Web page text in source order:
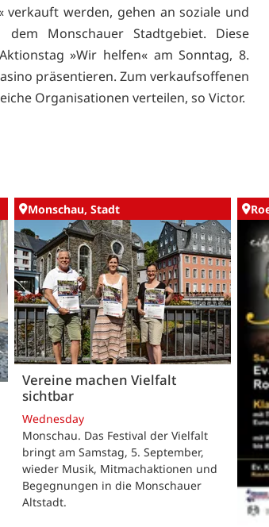
werden, gehen an soziale und
Monschauer Stadtgebiet. Diese
»Wir helfen« am Sonntag, 8.
präsentieren. Zum verkaufsoffenen
Organisationen verteilen, so Victor.
Monschau, Stadt
Vereine machen Vielfalt
sichtbar
Wednesday
Monschau. Das Festival der Vielfalt
bringt am Samstag, 5. September,
wieder Musik, Mitmachaktionen und
Begegnungen in die Monschauer
Altstadt.